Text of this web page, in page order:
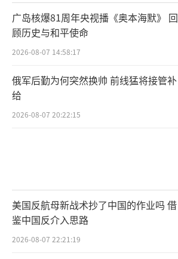
广岛核爆81周年央视播《奥本海默》 回
顾历史与和平使命
2026-08-07 14:58:17
俄军后勤为何突然换帅 前线猛将接管补
给
2026-08-07 20:22:15
美国反航母新战术抄了中国的作业吗 借
鉴中国反介入思路
2026-08-07 22:21:19